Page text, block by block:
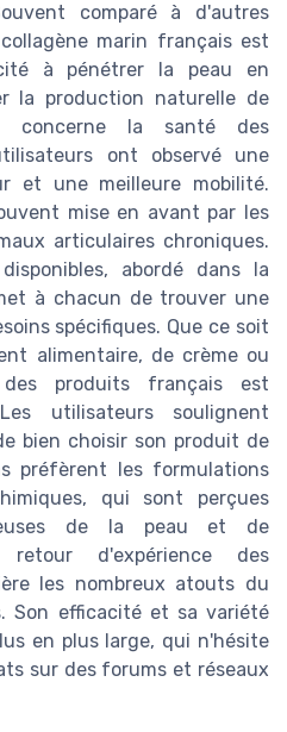
comparé à d'autres
marin français est
à pénétrer la peau en
la production naturelle de
concerne la santé des
ont observé une
et une meilleure mobilité.
mise en avant par les
articulaires chroniques.
abordé dans la
à chacun de trouver une
spécifiques. Que ce soit
alimentaire, de crème ou
produits français est
utilisateurs soulignent
bien choisir son produit de
préfèrent les formulations
qui sont perçues
de la peau et de
retour d'expérience des
les nombreux atouts du
Son efficacité et sa variété
en plus large, qui n'hésite
sur des forums et réseaux